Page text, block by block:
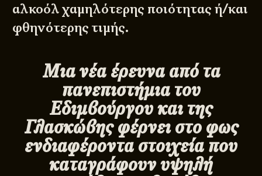
αλκοόλ χαμηλότερης ποιότητας ή/και
φθηνότερης τιμής.
Μια νέα έρευνα από τα
πανεπιστήμια του
Εδιμβούργου και της
Γλασκώβης φέρνει στο φως
ενδιαφέροντα στοιχεία που
καταγράφουν υψηλή